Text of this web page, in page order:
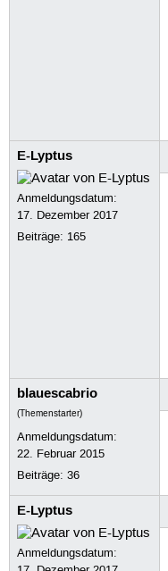
E-Lyptus
Anmeldungsdatum:
17. Dezember 2017
Beiträge: 165
blauescabrio
(Themenstarter)
Anmeldungsdatum:
22. Februar 2015
Beiträge:36
E-Lyptus
Anmeldungsdatum: